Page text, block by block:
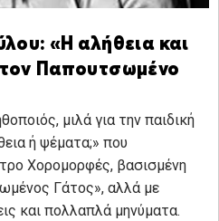
«Η αλήθεια και
Παπουτσωμένο
μιλά για την παιδική
ή ψέματα;» που
Χορομορφές, βασισμένη
Γάτος», αλλά με
και πολλαπλά μηνύματα.